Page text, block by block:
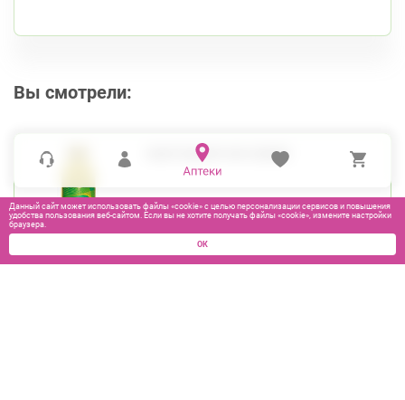
Вы смотрели:
ЛАКТОФЛОР ФЛ 250МЛ
875₽
Данный сайт может использовать файлы «cookie» с целью персонализации сервисов и повышения
удобства пользования веб-сайтом. Если вы не хотите получать файлы «cookie», измените настройки
браузера.
ОК